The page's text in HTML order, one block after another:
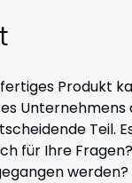
Produkt
Unternehmens
Teil.
für Ihre
werden?